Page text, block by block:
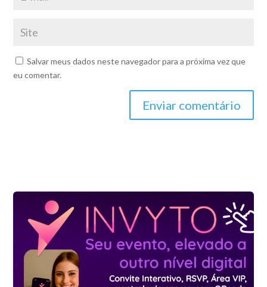
Salvar meus dados neste navegador para a próxima vez que
eu comentar.
Enviar comentário